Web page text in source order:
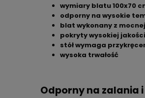
wymiary blatu 100x70
odporny na wysokie
blat wykonany z
pokryty wysokiej
stół wymaga
wysoka trwałość
Odporny na zalania